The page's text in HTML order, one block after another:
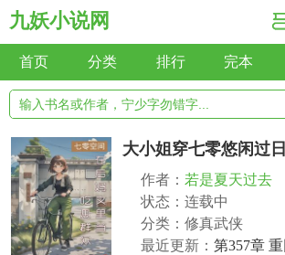
九妖小说网
首页 分类 排行 完本
大小姐穿七零悠闲过
作者： 若是夏天过去
状态：连载中
分类：修真武侠
最近更新： 第357章